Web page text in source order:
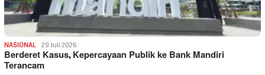
NASIONAL 29 Juli 2026
Berderet Kasus, Kepercayaan Publik ke Bank Mandiri
Terancam